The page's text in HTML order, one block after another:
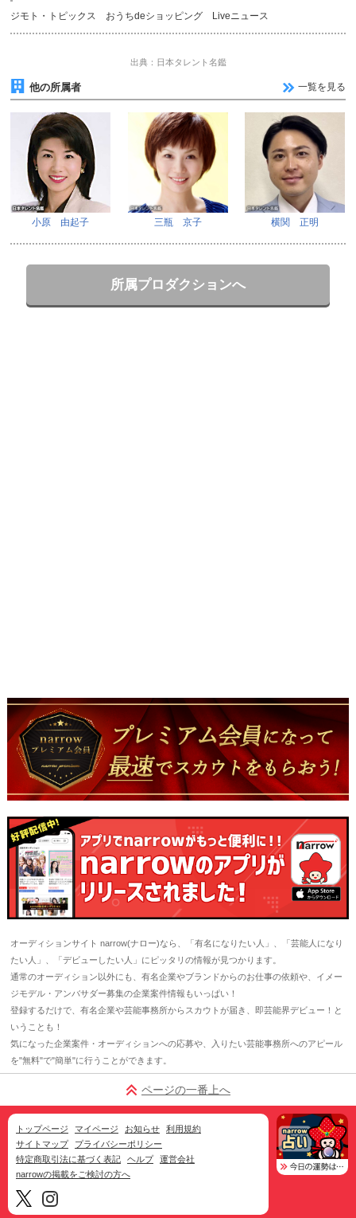
ジモト・トピックス おうちdeショッピング Liveニュース
出典：日本タレント名鑑
他の所属者 一覧を見る
小原 由起子 三瓶 京子 横関 正明
所属プロダクションへ
オーディションサイト narrow(ナロー)なら、「有名になりたい人」、「芸能人になり
たい人」、「デビューしたい人」にピッタリの情報が見つかります。
通常のオーディション以外にも、有名企業やブランドからのお仕事の依頼や、イメー
ジモデル・アンバサダー募集の企業案件情報もいっぱい！
登録するだけで、有名企業や芸能事務所からスカウトが届き、即芸能界デビュー！と
いうことも！
気になった企業案件・オーディションへの応募や、入りたい芸能事務所へのアピール
を"無料"で"簡単"に行うことができます。
ページの一番上へ
トップページ マイページ お知らせ
利用規約
サイトマップ
プライバシーポリシー
特定商取引法に基づく表記
ヘルプ
運営会社
narrowの掲載をご検討の方へ